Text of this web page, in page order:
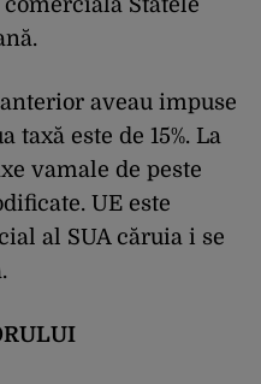
aveau impuse
taxă este de 15%. La
vamale de peste
UE este
al SUA căruia i se